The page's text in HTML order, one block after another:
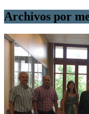
Archivos por